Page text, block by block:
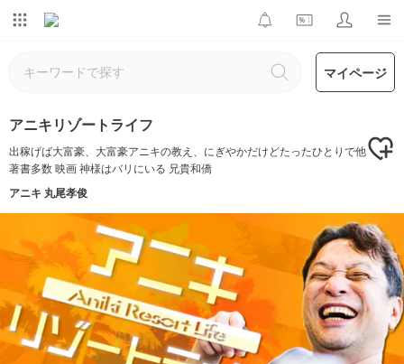
マイページ
アニキリゾートライフ
出稼げば大富豪、大富豪アニキの教え、にぎやかだけどたったひとりで他
著書多数 映画 神様はバリにいる 兄貴和僑
アニキ 丸尾孝俊